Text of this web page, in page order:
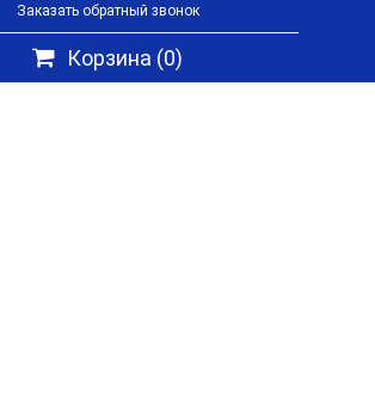
Заказать обратный звонок
Корзина (0)